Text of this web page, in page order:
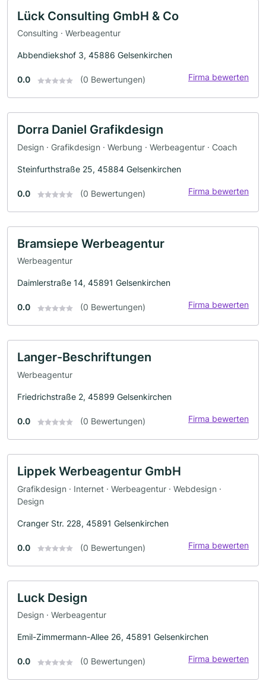
Lück Consulting GmbH & Co
Consulting · Werbeagentur
Abbendiekshof 3, 45886 Gelsenkirchen
0.0 (0 Bewertungen) Firma bewerten
Dorra Daniel Grafikdesign
Design · Grafikdesign · Werbung · Werbeagentur · Coach
Steinfurthstraße 25, 45884 Gelsenkirchen
0.0 (0 Bewertungen) Firma bewerten
Bramsiepe Werbeagentur
Werbeagentur
Daimlerstraße 14, 45891 Gelsenkirchen
0.0 (0 Bewertungen) Firma bewerten
Langer-Beschriftungen
Werbeagentur
Friedrichstraße 2, 45899 Gelsenkirchen
0.0 (0 Bewertungen) Firma bewerten
Lippek Werbeagentur GmbH
Grafikdesign · Internet · Werbeagentur · Webdesign ·
Design
Cranger Str. 228, 45891 Gelsenkirchen
0.0 (0 Bewertungen) Firma bewerten
Luck Design
Design · Werbeagentur
Emil-Zimmermann-Allee 26, 45891 Gelsenkirchen
0.0 (0 Bewertungen) Firma bewerten